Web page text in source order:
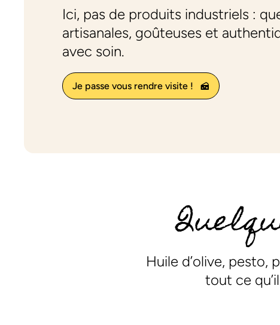
Ici, pas de produits industriels :
artisanales, goûteuses et
avec soin.
Je passe vous rendre visite !
Huile d’olive, pesto,
tout ce